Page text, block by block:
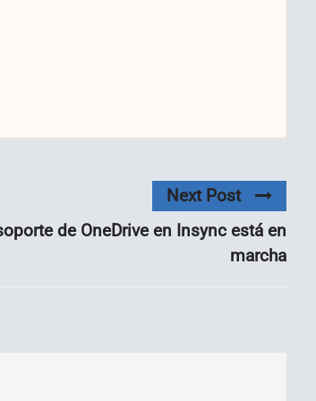
Next Post
de OneDrive en Insync está en
marcha